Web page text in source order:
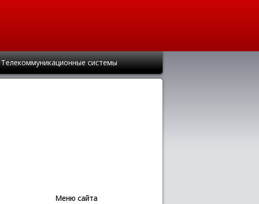
Телекоммуникационные системы
Меню сайта